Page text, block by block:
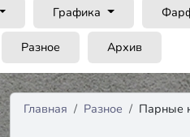
Графика
Разное Архив
Главная Разное Парные